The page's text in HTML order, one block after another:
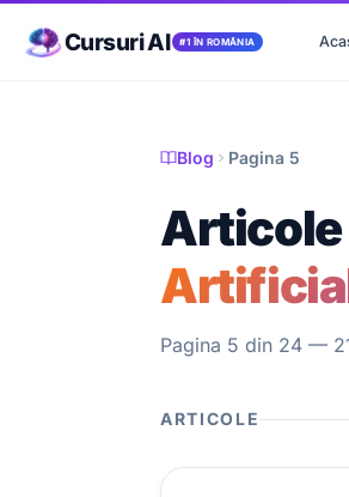
Cursuri AI #1 ÎN ROMÂNIA
Blog Pagina 5
Pagina 5 din 24 —
ARTICOLE